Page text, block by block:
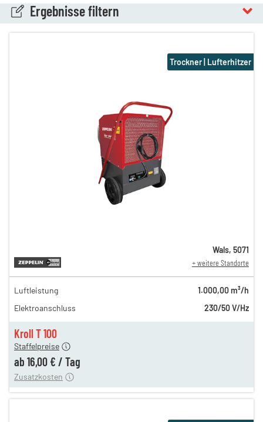
Ergebnisse filtern
Kroll T 100
31,00 €
26,00 €
Staffelpreise
ab 16,00 € / Tag
15,00 €
Zusatzkosten
Trockner | Lufterhitzer
Wals, 5071
+ weitere Standorte
Luftleistung
1.000,00 m³/h
Elektroanschluss
230/50 V/Hz